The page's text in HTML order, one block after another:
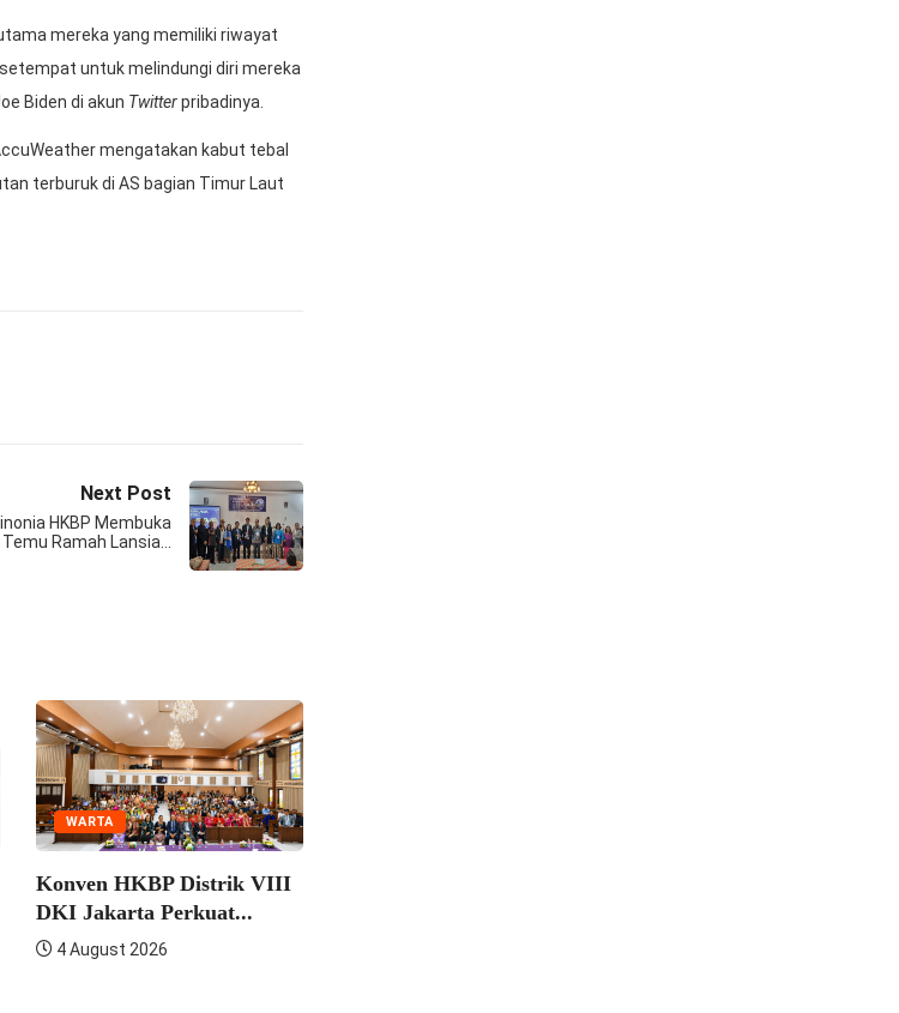
mereka yang memiliki riwayat
untuk melindungi diri mereka
Biden di akun Twitterpribadinya.
mengatakan kabut tebal
terburuk di AS bagian Timur Laut
Next Post
HKBP Membuka
Ramah Lansia…
WARTA
Konven HKBP Distrik VIII
DKI Jakarta Perkuat...
4 August 2026